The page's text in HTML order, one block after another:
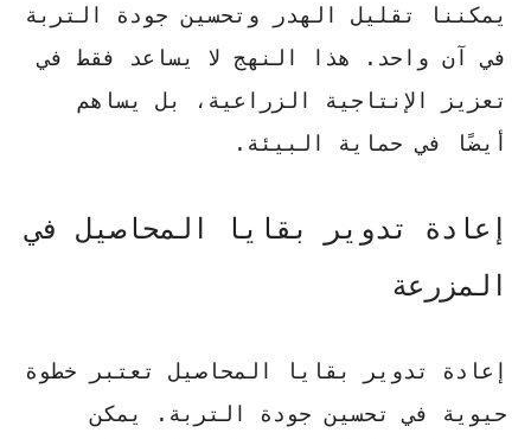
يمكننا تقليل الهدر وتحسين جودة التربة
في آن واحد. هذا النهج لا يساعد فقط في
تعزيز الإنتاجية الزراعية، بل يساهم
أيضًا في حماية البيئة.
إعادة تدوير بقايا المحاصيل في
المزرعة
إعادة تدوير بقايا المحاصيل تعتبر خطوة
حيوية في تحسين جودة التربة. يمكن